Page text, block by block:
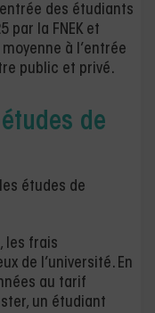
des étudiants
par la FNEK et
à l’entrée
public et privé.
de
études de
, les frais
de l’université. En
au tarif
un étudiant